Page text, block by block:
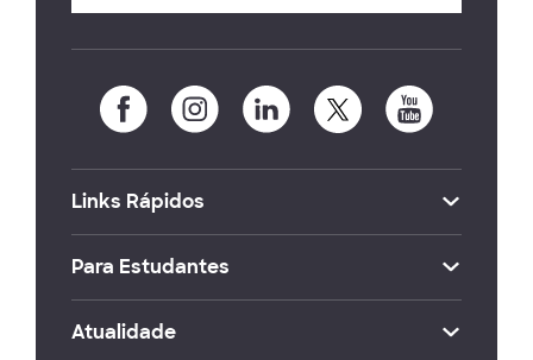
Links Rápidos
Para Estudantes
Atualidade